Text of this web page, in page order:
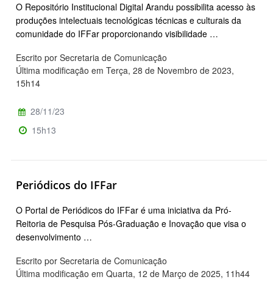
O Repositório Institucional Digital Arandu possibilita acesso às
produções intelectuais tecnológicas técnicas e culturais da
comunidade do IFFar proporcionando visibilidade …
Escrito por Secretaria de Comunicação
Última modificação em Terça, 28 de Novembro de 2023,
15h14
28/11/23
15h13
Periódicos do IFFar
O Portal de Periódicos do IFFar é uma iniciativa da Pró-
Reitoria de Pesquisa Pós-Graduação e Inovação que visa o
desenvolvimento …
Escrito por Secretaria de Comunicação
Última modificação em Quarta, 12 de Março de 2025, 11h44